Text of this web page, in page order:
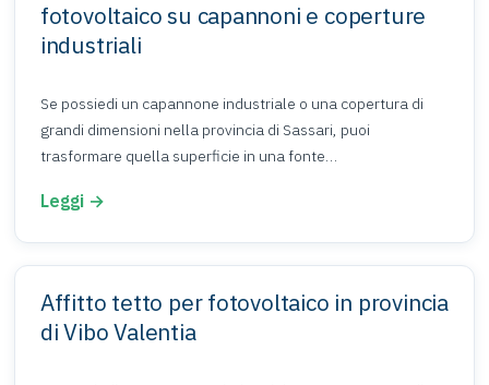
fotovoltaico su capannoni e coperture
industriali
Se possiedi un capannone industriale o una copertura di
grandi dimensioni nella provincia di Sassari, puoi
trasformare quella superficie in una fonte…
Leggi →
Affitto tetto per fotovoltaico in provincia
di Vibo Valentia